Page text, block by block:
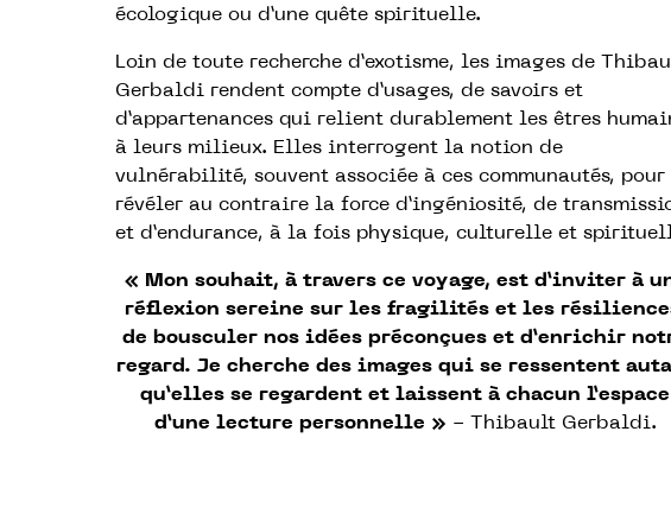
écologique ou d’une quête spirituelle.
Loin de toute recherche d’exotisme, les images de
Gerbaldi rendent compte d’usages, de savoirs et
d’appartenances qui relient durablement les êtres
à leurs milieux. Elles interrogent la notion de
vulnérabilité, souvent associée à ces communautés, pour
révéler au contraire la force d’ingéniosité, de
et d’endurance, à la fois physique, culturelle et
« Mon souhait, à travers ce voyage, est d’inviter à
réflexion sereine sur les fragilités et les
de bousculer nos idées préconçues et d’enrichir
regard. Je cherche des images qui se ressentent
qu’elles se regardent et laissent à chacun l’espace
d’une lecture personnelle » - Thibault Gerbaldi.